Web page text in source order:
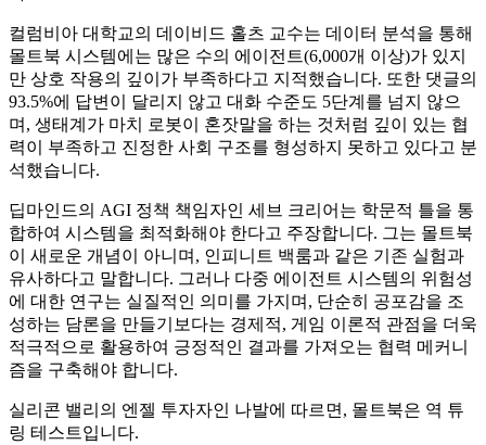
컬럼비아 대학교의 데이비드 홀츠 교수는 데이터 분석을 통해
몰트북 시스템에는 많은 수의 에이전트(6,000개 이상)가 있지
만 상호 작용의 깊이가 부족하다고 지적했습니다. 또한 댓글의
93.5%에 답변이 달리지 않고 대화 수준도 5단계를 넘지 않으
며, 생태계가 마치 로봇이 혼잣말을 하는 것처럼 깊이 있는 협
력이 부족하고 진정한 사회 구조를 형성하지 못하고 있다고 분
석했습니다.
딥마인드의 AGI 정책 책임자인 세브 크리어는 학문적 틀을 통
합하여 시스템을 최적화해야 한다고 주장합니다. 그는 몰트북
이 새로운 개념이 아니며, 인피니트 백룸과 같은 기존 실험과
유사하다고 말합니다. 그러나 다중 에이전트 시스템의 위험성
에 대한 연구는 실질적인 의미를 가지며, 단순히 공포감을 조
성하는 담론을 만들기보다는 경제적, 게임 이론적 관점을 더욱
적극적으로 활용하여 긍정적인 결과를 가져오는 협력 메커니
즘을 구축해야 합니다.
실리콘 밸리의 엔젤 투자자인 나발에 따르면, 몰트북은 역 튜
링 테스트입니다.